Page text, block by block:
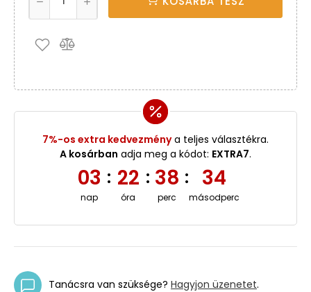
7%-os extra kedvezménya teljes választékra.
A kosárban adja meg a kódot: EXTRA7.
03
nap
: 22
óra
: 38
perc
: 34
másodperc
Tanácsra van szüksége? Hagyjon üzenetet.